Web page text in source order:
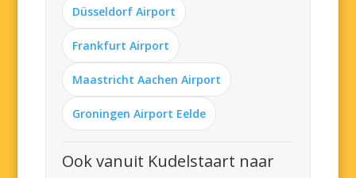
Düsseldorf Airport
Frankfurt Airport
Maastricht Aachen Airport
Groningen Airport Eelde
Ook vanuit Kudelstaart naar